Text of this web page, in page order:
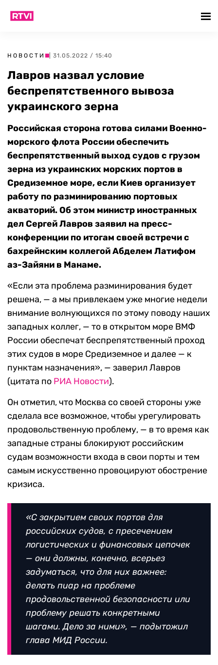
НОВОСТИ | 31.05.2022 / 15:40
Лавров назвал условие
беспрепятственного вывоза
украинского зерна
Российская сторона готова силами Военно-
морского флота России обеспечить
беспрепятственный выход судов с грузом
зерна из украинских морских портов в
Средиземное море, если Киев организует
работу по разминированию портовых
акваторий. Об этом министр иностранных
дел Сергей Лавров заявил на пресс-
конференции по итогам своей встречи с
бахрейнским коллегой Абделем Латифом
аз-Зайяни в Манаме.
«Если эта проблема разминирования будет
решена, — а мы привлекаем уже многие недели
внимание волнующихся по этому поводу наших
западных коллег, — то в открытом море ВМФ
России обеспечат беспрепятственный проход
этих судов в море Средиземное и далее — к
пунктам назначения», — заверил Лавров
(цитата по РИА Новости).
Он отметил, что Москва со своей стороны уже
сделала все возможное, чтобы урегулировать
продовольственную проблему, — в то время как
западные страны блокируют российским
судам возможности входа в свои порты и тем
самым искусственно провоцируют обострение
кризиса.
«С закрытием своих портов для
российских судов, с пресечением
логистических и финансовых цепочек
— они должны, конечно, всерьез
задуматься, что для них важнее:
делать пиар на проблеме
продовольственной безопасности или
проблему решать конкретными
шагами. Дело за ними», — подытожил
глава МИД России.